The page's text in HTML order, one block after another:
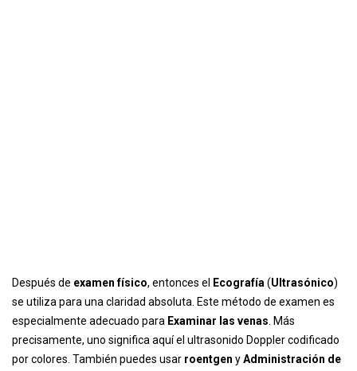
Después de examen físico, entonces el Ecografía (Ultrasónico)
se utiliza para una claridad absoluta. Este método de examen es
especialmente adecuado para Examinar las venas . Más
precisamente, uno significa aquí el ultrasonido Doppler codificado
por colores. También puedes usar roentgen yAdministración de